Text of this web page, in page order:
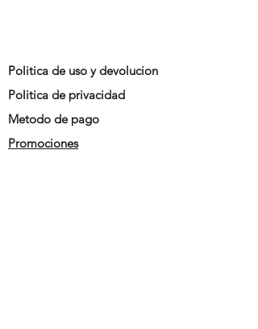
Politica de uso y devolucion
Politica de privacidad
Metodo de pago
Promociones